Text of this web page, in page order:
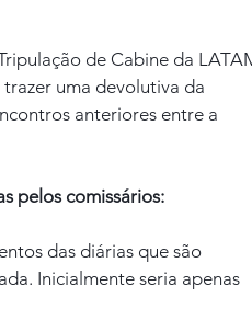
de Cabine da
uma devolutiva da
anteriores entre a
pelos comissários:
das diárias que são
Inicialmente seria apenas